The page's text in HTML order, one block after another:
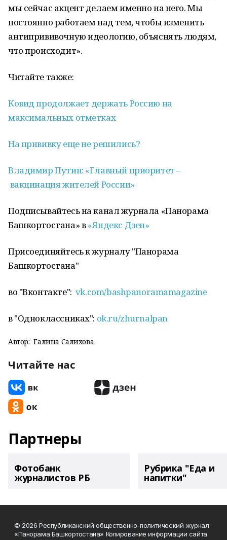
мы сейчас акцент делаем именно на него. Мы
постоянно работаем над тем, чтобы изменить
антипрививочную идеологию, объяснять людям,
что происходит».
Читайте также:
Ковид продолжает держать Россию на
максимальных отметках
На прививку еще не решились?
Владимир Путин: «Главный приоритет –
вакцинацияжителей России»
Подписывайтесь на канал журнала «Панорама
Башкортостана» в«Яндекс Дзен»
Присоединяйтесь к журналу "Панорама
Башкортостана"
во "Вконтакте": vk.com/bashpanoramamagazine
в "Одноклассниках": ok.ru/zhurnalpan
Автор: Галина Салихова
Читайте нас
Партнеры
Фотобанк
журналистов РБ
Рубрика "Еда и
напитки"
© 2026 Республиканский общественно-политический журнал
«Панорама Башкортостана» Копирование информации сайта